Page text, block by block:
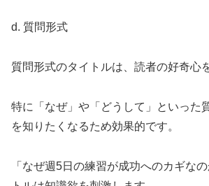
d. 質問形式
質問形式のタイトルは、読者の好奇心
特に「なぜ」や「どうして」といった
を知りたくなるため効果的です。
「なぜ週5日の練習が成功へのカギな